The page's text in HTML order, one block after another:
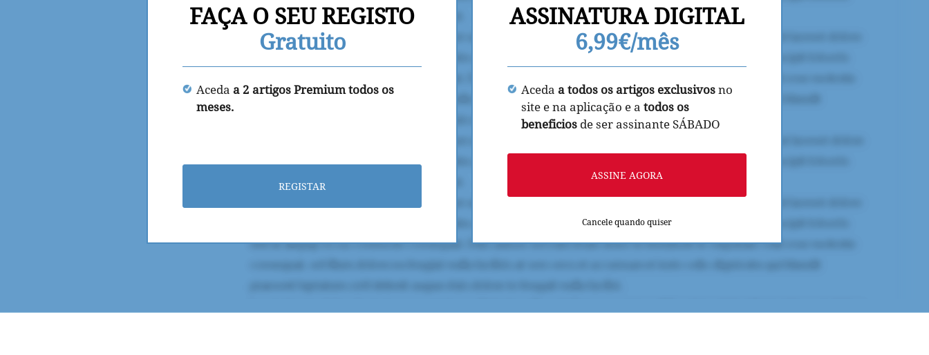
FAÇA O SEU REGISTO
Gratuito
Aceda a 2 artigos Premium todos os
meses.
REGISTAR
ASSINATURA DIGITAL
6,99€/mês
Aceda a todos os artigos exclusivosno
site e na aplicação e a todos os
beneficios de ser assinante SÁBADO
ASSINE AGORA
Cancele quando quiser